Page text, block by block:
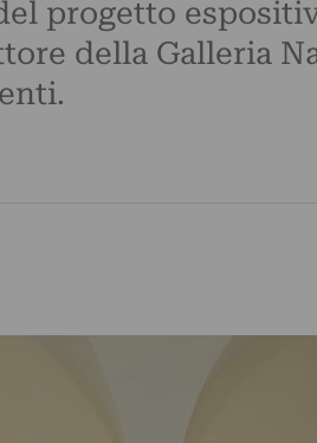
progetto
della Galleria